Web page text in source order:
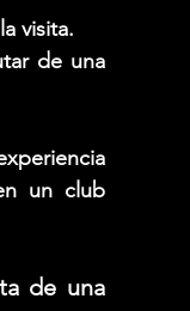
visita.
de una
un club
de una